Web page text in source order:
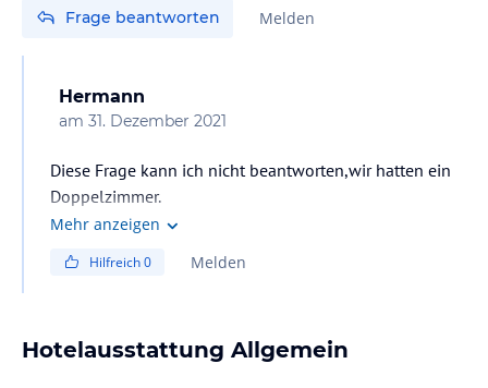
Frage beantworten Melden
Hermann
am 31. Dezember 2021
Diese Frage kann ich nicht beantworten,wir hatten ein
Doppelzimmer.
Mehr anzeigen
Hilfreich0 Melden
Hotelausstattung Allgemein